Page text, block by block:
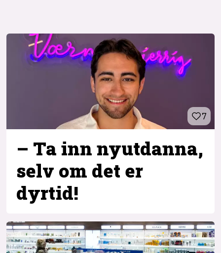
7
– Ta inn ny­utdanna,
selv om det er
dyrtid!